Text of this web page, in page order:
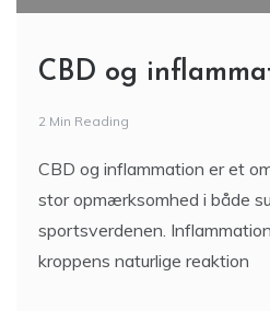
CBD og
2 Min Reading
CBD og inflammation er et
stor opmærksomhed i både
sportsverdenen.
kroppens naturlige reaktion